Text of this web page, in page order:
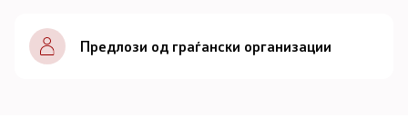
Записници и дневни редови од седниците на
Советот
Предлози од граѓански организации